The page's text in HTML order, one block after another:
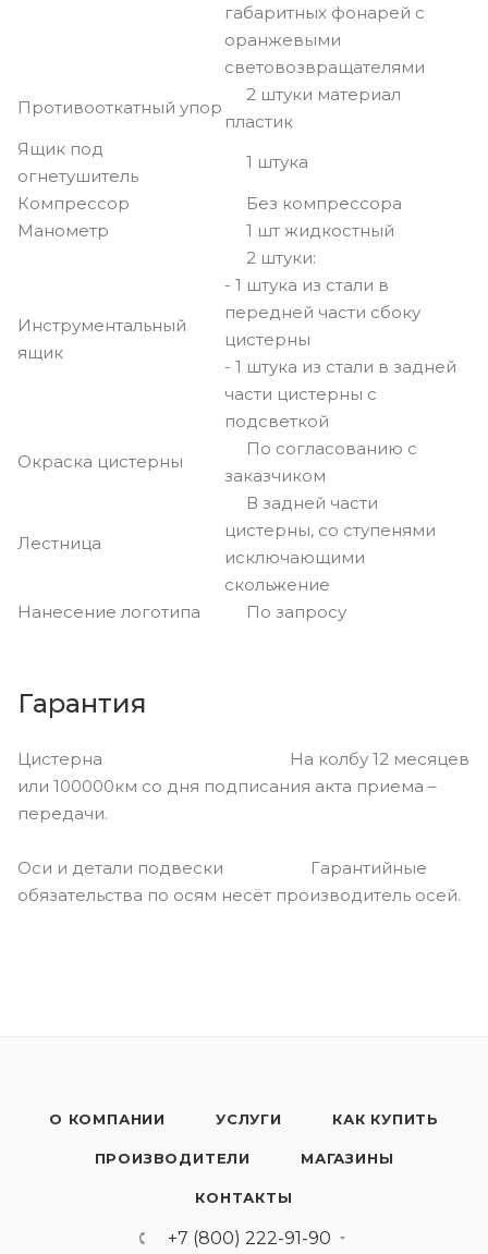
габаритных фонарей с
оранжевыми
световозвращателями
Противооткатный упор
2 штуки материал
пластик
Ящик под
огнетушитель
1 штука
Компрессор
Без компрессора
Манометр
1 шт жидкостный
Инструментальный
ящик
2 штуки:
- 1 штука из стали в
передней части сбоку
цистерны
- 1 штука из стали в задней
части цистерны с
подсветкой
Окраска цистерны
По согласованию с
заказчиком
Лестница
В задней части
цистерны, со ступенями
исключающими
скольжение
Нанесение логотипа
По запросу
Гарантия
Цистерна На колбу 12 месяцев
или 100000км со дня подписания акта приема –
передачи.
Оси и детали подвески Гарантийные
обязательства по осям несёт производитель осей.
О КОМПАНИИ УСЛУГИ КАК КУПИТЬ
ПРОИЗВОДИТЕЛИ МАГАЗИНЫ
КОНТАКТЫ
+7 (800) 222-91-90